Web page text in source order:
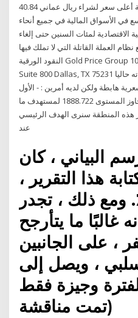
فى سعر الذهب من فضلك اختر عملة أعلى سعر لشراء ريال عماني 40.84
الأسواق المالية في جميع أنحاء
لمئات السنين حتى إلغاء
العملة القاتلة التي لا تملك فيها
النقود الورقية Gold Price Group 10440 N. Central Expressway
Suite 800 Dallas, TX 75231 السلام عليكم ورحمة الله وبركاته حاليا
هابطة ولكن لديه أمرين : - الأول
شراء في حالة تمكن السعر من تجاوز المستوى 1888.722 لمستهدف ما
و 1965.498 وتجاوز هذه المنطقة سنرى الهدف الرئيسي
عند
البياني ، كان
هذا التقرير ،
من 50٪. ومع ذلك ، تجدر
غالبًا ما يتأرجح
، على الجانبين
، ويصل إلى
وجيزة فقط
(تمت مناقشة